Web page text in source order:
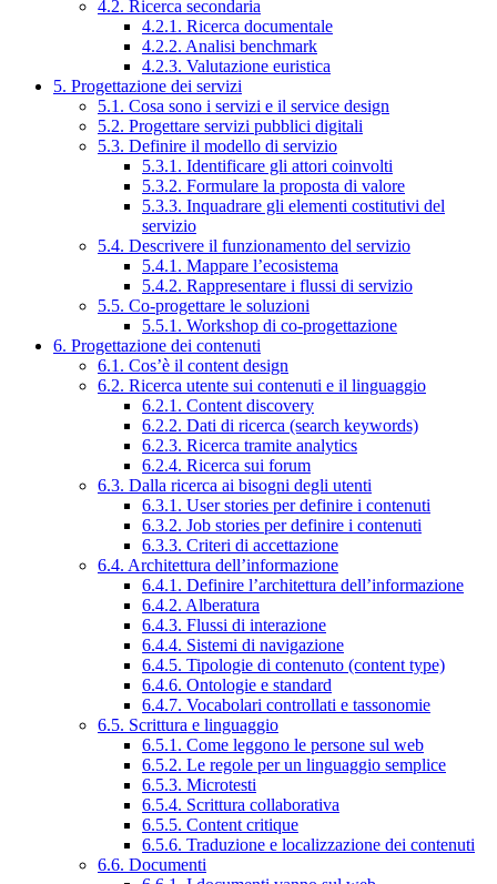
4.2. Ricerca secondaria
4.2.1. Ricerca documentale
4.2.2. Analisi benchmark
4.2.3. Valutazione euristica
5. Progettazione dei servizi
5.1. Cosa sono i servizi e il service design
5.2. Progettare servizi pubblici digitali
5.3. Definire il modello di servizio
5.3.1. Identificare gli attori coinvolti
5.3.2. Formulare la proposta di valore
5.3.3. Inquadrare gli elementi costitutivi del
servizio
5.4. Descrivere il funzionamento del servizio
5.4.1. Mappare l’ecosistema
5.4.2. Rappresentare i flussi di servizio
5.5. Co-progettare le soluzioni
5.5.1. Workshop di co-progettazione
6. Progettazione dei contenuti
6.1. Cos’è il content design
6.2. Ricerca utente sui contenuti e il linguaggio
6.2.1. Content discovery
6.2.2. Dati di ricerca (search keywords)
6.2.3. Ricerca tramite analytics
6.2.4. Ricerca sui forum
6.3. Dalla ricerca ai bisogni degli utenti
6.3.1. User stories per definire i contenuti
6.3.2. Job stories per definire i contenuti
6.3.3. Criteri di accettazione
6.4. Architettura dell’informazione
6.4.1. Definire l’architettura dell’informazione
6.4.2. Alberatura
6.4.3. Flussi di interazione
6.4.4. Sistemi di navigazione
6.4.5. Tipologie di contenuto (content type)
6.4.6. Ontologie e standard
6.4.7. Vocabolari controllati e tassonomie
6.5. Scrittura e linguaggio
6.5.1. Come leggono le persone sul web
6.5.2. Le regole per un linguaggio semplice
6.5.3. Microtesti
6.5.4. Scrittura collaborativa
6.5.5. Content critique
6.5.6. Traduzione e localizzazione dei contenuti
6.6. Documenti